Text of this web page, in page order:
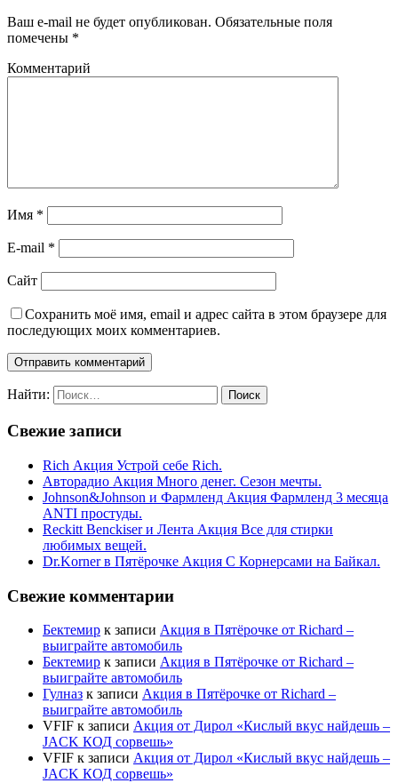
Ваш e-mail не будет опубликован. Обязательные поля
помечены *
Комментарий
Имя *
E-mail *
Сайт
Сохранить моё имя, email и адрес сайта в этом браузере для
последующих моих комментариев.
Найти:
Свежие записи
Rich Акция Устрой себе Rich.
Авторадио Акция Много денег. Сезон мечты.
Johnson&Johnson и Фармленд Акция Фармленд 3 месяца
ANTI простуды.
Reckitt Benckiser и Лента Акция Все для стирки
любимых вещей.
Dr.Korner в Пятёрочке Акция С Корнерсами на Байкал.
Свежие комментарии
Бектемир к записи Акция в Пятёрочке от Richard –
выиграйте автомобиль
Бектемир к записи Акция в Пятёрочке от Richard –
выиграйте автомобиль
Гулназ к записи Акция в Пятёрочке от Richard –
выиграйте автомобиль
VFIF к записи Акция от Дирол «Кислый вкус найдешь –
JACK КОД сорвешь»
VFIF к записи Акция от Дирол «Кислый вкус найдешь –
JACK КОД сорвешь»